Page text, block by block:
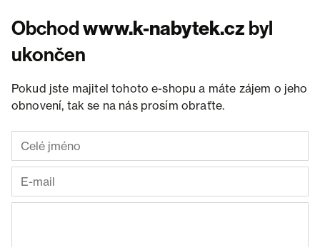
Obchodwww.k-nabytek.cz byl
ukončen
Pokud jste majitel tohoto e-shopu a máte zájem o jeho
obnovení, tak se na nás prosím obraťte.